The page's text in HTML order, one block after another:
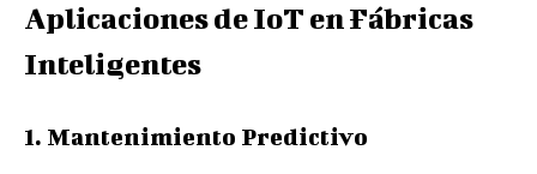
Aplicaciones de IoT en Fábricas
Inteligentes
1. Mantenimiento Predictivo